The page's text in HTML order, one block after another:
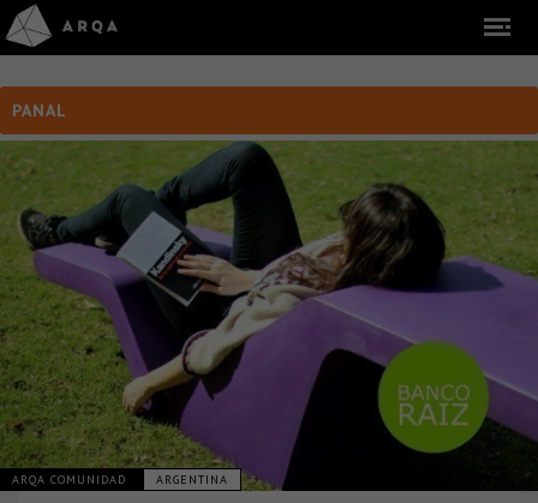
PANAL
ARQA COMUNIDAD ARGENTINA